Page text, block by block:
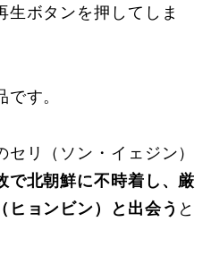
生ボタンを押してしま
す。
リ（ソン・イェジン）
で北朝鮮に不時着し、厳
ヒョンビン）と出会う と